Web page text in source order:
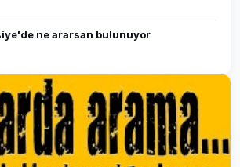
ne ararsan bulunuyor